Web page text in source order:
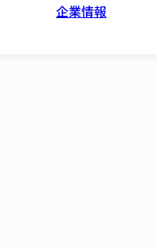
役員紹介
企業情報